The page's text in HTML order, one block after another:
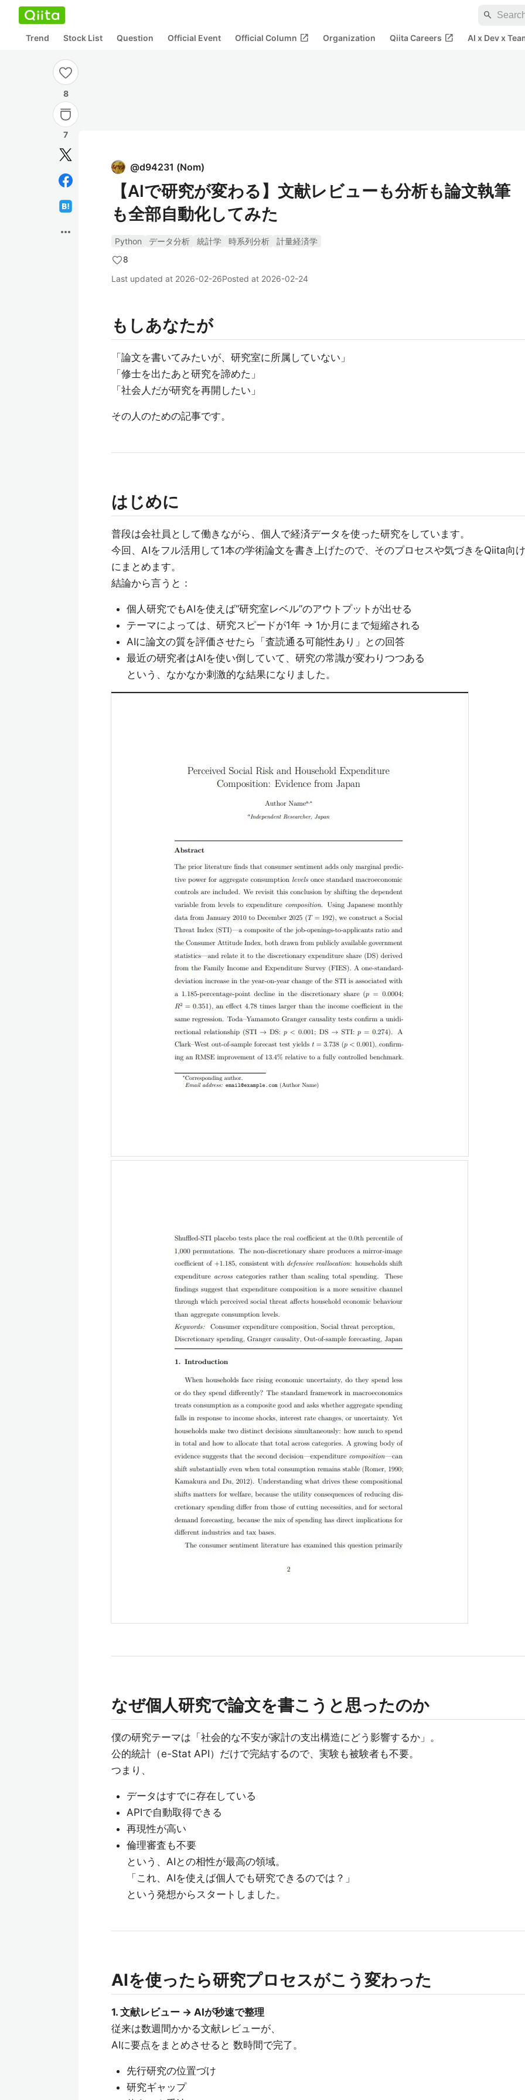
search
Trend Stock List Question Official Event Official Column open_in_new Organization Qiita Careers open_in_new AI x Dev x
8
7
more_horiz
@d94231 (Nom)
【AIで研究が変わる】文献レビューも分析も論文執筆
も全部自動化してみた
Python データ分析 統計学 時系列分析
計量経済学
8
Last updated at 2026-02-26Posted at 2026-02-24
もしあなたが
「論文を書いてみたいが、研究室に所属していない」
「修士を出たあと研究を諦めた」
「社会人だが研究を再開したい」
その人のための記事です。
はじめに
普段は会社員として働きながら、個人で経済データを使った研究をしています。
今回、AIをフル活用して1本の学術論文を書き上げたので、そのプロセスや気づきをQiita向け
にまとめます。
結論から言うと：
個人研究でもAIを使えば“研究室レベル”のアウトプットが出せる
テーマによっては、研究スピードが1年 → 1か月にまで短縮される
AIに論文の質を評価させたら「査読通る可能性あり」との回答
最近の研究者はAIを使い倒していて、研究の常識が変わりつつある
という、なかなか刺激的な結果になりました。
なぜ個人研究で論文を書こうと思ったのか
僕の研究テーマは「社会的な不安が家計の支出構造にどう影響するか」。
公的統計（e-Stat API）だけで完結するので、実験も被験者も不要。
つまり、
データはすでに存在している
APIで自動取得できる
再現性が高い
倫理審査も不要
という、AIとの相性が最高の領域。
「これ、AIを使えば個人でも研究できるのでは？」
という発想からスタートしました。
AIを使ったら研究プロセスがこう変わった
1. 文献レビュー → AIが秒速で整理
従来は数週間かかる文献レビューが、
AIに要点をまとめさせると 数時間で完了。
先行研究の位置づけ
研究ギャップ